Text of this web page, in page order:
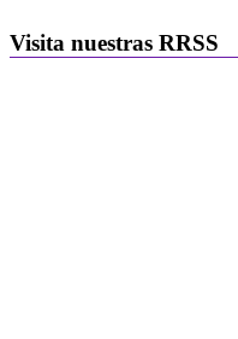
Visita nuestras RRSS